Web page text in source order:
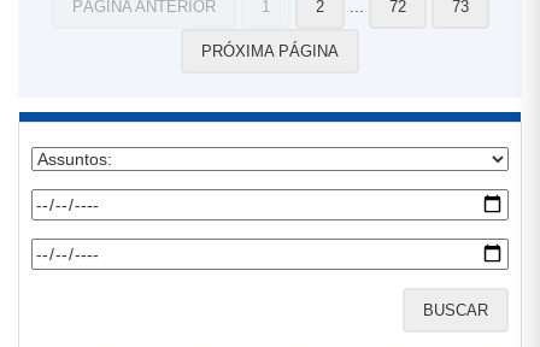
PÁGINA ANTERIOR 1 2 72 73
PRÓXIMA PÁGINA
BUSCAR